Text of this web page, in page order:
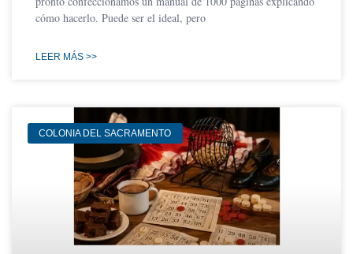
cómo hacerlo. Puede ser el ideal, pero
LEER MÁS >>
COLONIA DEL SACRAMENTO